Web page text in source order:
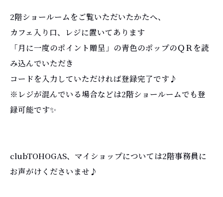
2階ショールームをご覧いただいたかたへ、
カフェ入り口、レジに置いてあります
「月に一度のポイント贈呈」の青色のポップのＱＲを読
み込んでいただき
コードを入力していただければ登録完了です♪
※レジが混んでいる場合などは2階ショールームでも登
録可能です✨
clubTOHOGAS、マイショップについては2階事務員に
お声がけくださいませ♪